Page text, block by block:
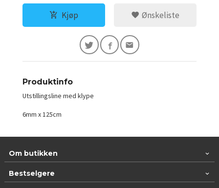
Kjøp Ønskeliste
Produktinfo
Utstillingsline med klype
6mm x 125cm
Om butikken
Bestselgere